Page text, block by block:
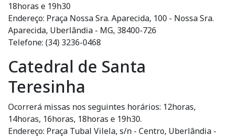
18horas e 19h30
Endereço: Praça Nossa Sra. Aparecida, 100 - Nossa Sra.
Aparecida, Uberlândia - MG, 38400-726
Telefone: (34) 3236-0468
Catedral de Santa
Teresinha
Ocorrerá missas nos seguintes horários: 12horas,
14horas, 16horas, 18horas e 19h30.
Endereço: Praça Tubal Vilela, s/n - Centro, Uberlândia -